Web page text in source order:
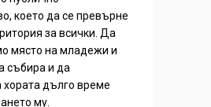
което да се превърне
за всички. Да
място на младежи и
събира и да
дълго време
му.